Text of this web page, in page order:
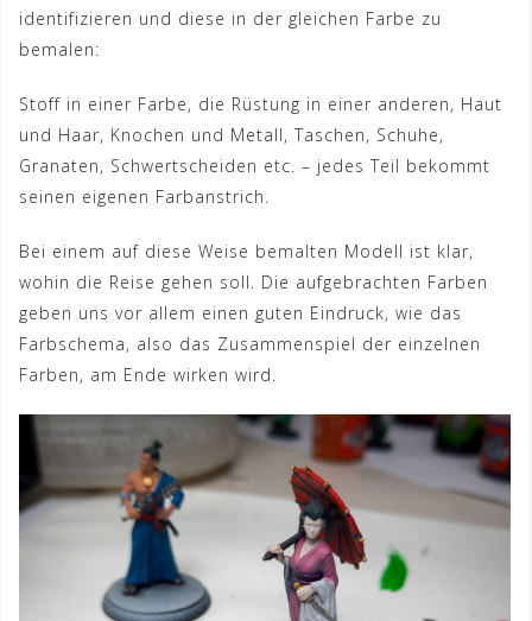
identifizieren und diese in der gleichen Farbe zu
bemalen:
Stoff in einer Farbe, die Rüstung in einer anderen, Haut
und Haar, Knochen und Metall, Taschen, Schuhe,
Granaten, Schwertscheiden etc. – jedes Teil bekommt
seinen eigenen Farbanstrich.
Bei einem auf diese Weise bemalten Modell ist klar,
wohin die Reise gehen soll. Die aufgebrachten Farben
geben uns vor allem einen guten Eindruck, wie das
Farbschema, also das Zusammenspiel der einzelnen
Farben, am Ende wirken wird.